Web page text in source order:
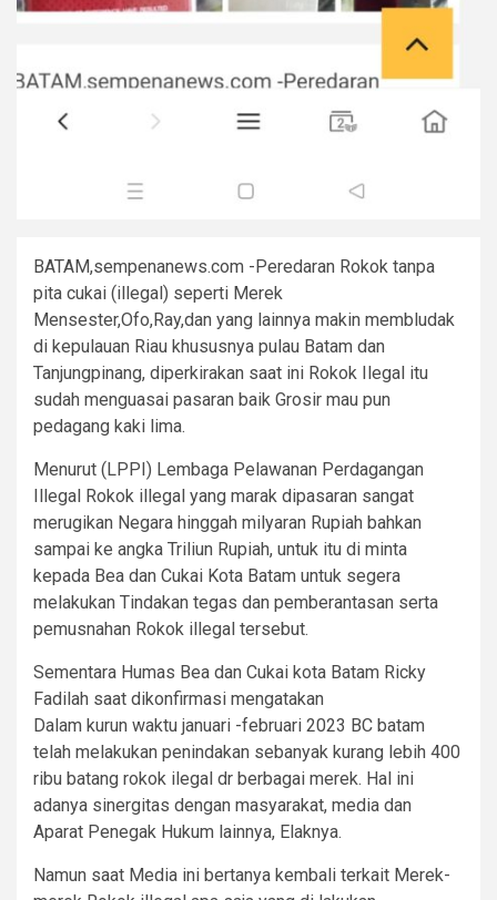
BATAM,sempenanews.com -Peredaran Rokok tanpa
pita cukai (illegal) seperti Merek
Mensester,Ofo,Ray,dan yang lainnya makin membludak
di kepulauan Riau khususnya pulau Batam dan
Tanjungpinang, diperkirakan saat ini Rokok Ilegal itu
sudah menguasai pasaran baik Grosir mau pun
pedagang kaki lima.
Menurut (LPPI) Lembaga Pelawanan Perdagangan
Illegal Rokok illegal yang marak dipasaran sangat
merugikan Negara hinggah milyaran Rupiah bahkan
sampai ke angka Triliun Rupiah, untuk itu di minta
kepada Bea dan Cukai Kota Batam untuk segera
melakukan Tindakan tegas dan pemberantasan serta
pemusnahan Rokok illegal tersebut.
Sementara Humas Bea dan Cukai kota Batam Ricky
Fadilah saat dikonfirmasi mengatakan
Dalam kurun waktu januari -februari 2023 BC batam
telah melakukan penindakan sebanyak kurang lebih 400
ribu batang rokok ilegal dr berbagai merek. Hal ini
adanya sinergitas dengan masyarakat, media dan
Aparat Penegak Hukum lainnya, Elaknya.
Namun saat Media ini bertanya kembali terkait Merek-